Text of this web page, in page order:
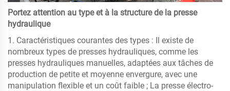
Portez attention au type et à la structure de la presse
hydraulique
1. Caractéristiques courantes des types : Il existe de
nombreux types de presses hydrauliques, comme les
presses hydrauliques manuelles, adaptées aux tâches de
production de petite et moyenne envergure, avec une
manipulation flexible et un coût faible ; La presse électro-